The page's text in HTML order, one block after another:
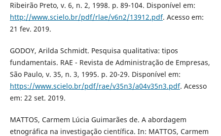
Ribeirão Preto, v. 6, n. 2, 1998. p. 89-104. Disponível em:
http://www.scielo.br/pdf/rlae/v6n2/13912.pdf. Acesso em:
21 fev. 2019.
GODOY, Arilda Schmidt. Pesquisa qualitativa: tipos
fundamentais. RAE - Revista de Administração de Empresas,
São Paulo, v. 35, n. 3, 1995. p. 20-29. Disponível em:
https://www.scielo.br/pdf/rae/v35n3/a04v35n3.pdf. Acesso
em: 22 set. 2019.
MATTOS, Carmem Lúcia Guimarães de. A abordagem
etnográfica na investigação científica. In: MATTOS, Carmem